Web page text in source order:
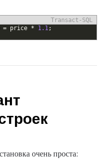
Transact-SQL
= price * 1.1 ;
очень проста: